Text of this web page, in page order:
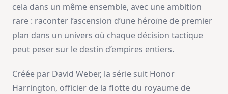
cela dans un même ensemble, avec une ambition
rare : raconter l’ascension d’une héroïne de premier
plan dans un univers où chaque décision tactique
peut peser sur le destin d’empires entiers.
Créée par David Weber, la série suit Honor
Harrington, officier de la flotte du royaume de